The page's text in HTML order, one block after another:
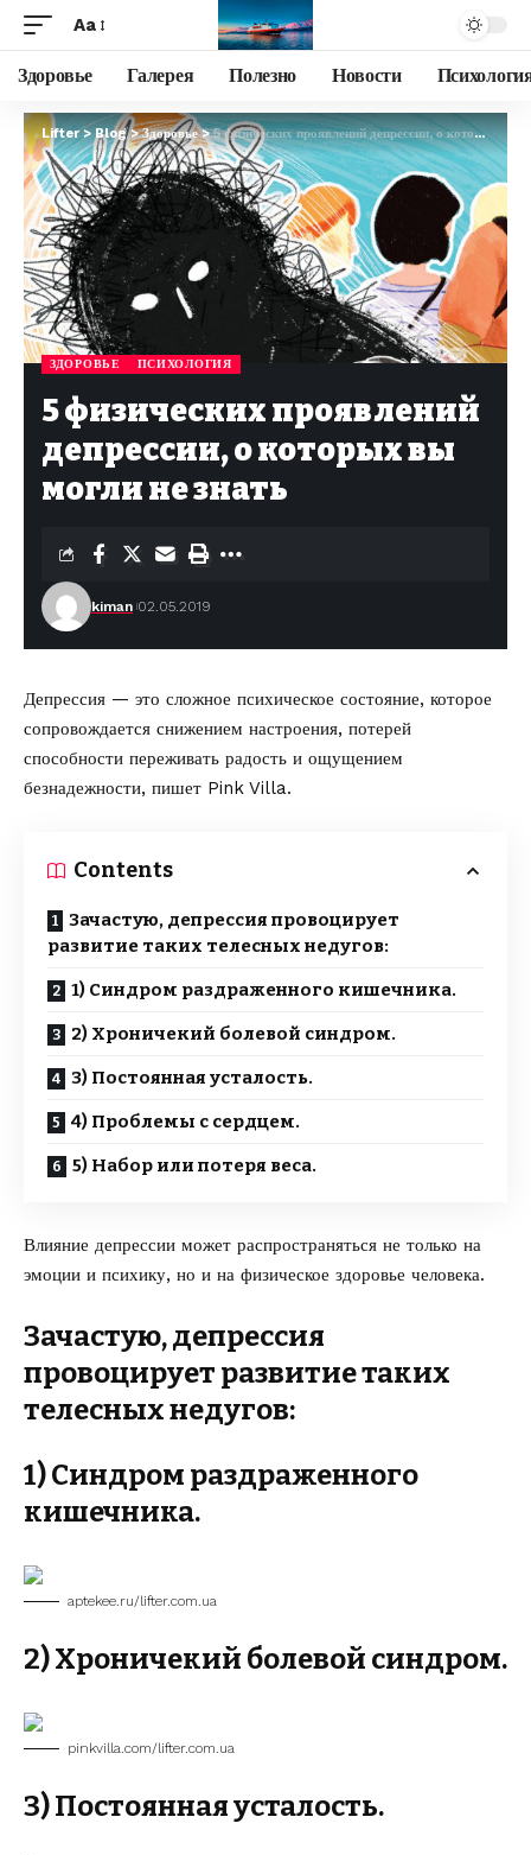
Aa
Здоровье Галерея Полезно Новости
Lifter>Blog>Здоровье>5 физических проявлений депрессии, о которых вы могли не знать
ЗДОРОВЬЕ ПСИХОЛОГИЯ
5 физических проявлений
депрессии, о которых вы
могли не знать
kiman 02.05.2019
Депрессия — это сложное психическое состояние, которое
сопровождается снижением настроения, потерей
способности переживать радость и ощущением
безнадежности, пишет Pink Villa.
Contents
Зачастую, депрессия провоцирует
развитие таких телесных недугов:
1) Синдром раздраженного кишечника.
2) Хроничекий болевой синдром.
3) Постоянная усталость.
4) Проблемы с сердцем.
5) Набор или потеря веса.
Влияние депрессии может распространяться не только на
эмоции и психику, но и на физическое здоровье человека.
Зачастую, депрессия
провоцирует развитие таких
телесных недугов:
1) Синдром раздраженного
кишечника.
aptekee.ru/lifter.com.ua
2) Хроничекий болевой синдром.
pinkvilla.com/lifter.com.ua
3) Постоянная усталость.